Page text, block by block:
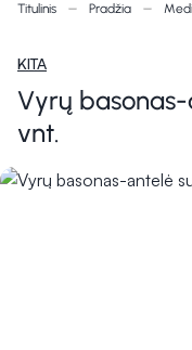
Titulinis Pradžia
KITA
Vyrų basonas-
vnt.